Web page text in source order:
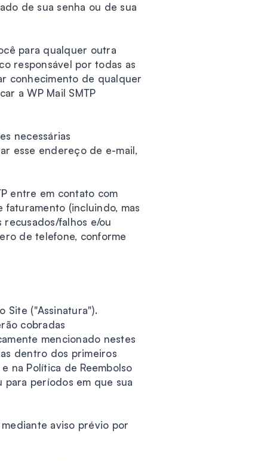
de sua senha ou de sua
para qualquer outra
responsável por todas as
conhecimento de qualquer
a WP Mail SMTP
necessárias
esse endereço de e-mail,
entre em contato com
(incluindo, mas
falhos e/ou
de telefone, conforme
Site ("Assinatura").
cobradas
mencionado nestes
dentro dos primeiros
na Política de Reembolso
para períodos em que sua
aviso prévio por